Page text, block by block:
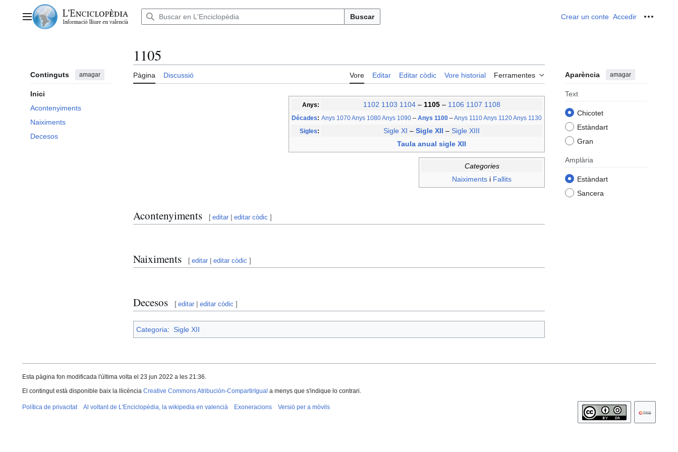
contingutMenú principal Buscar Crear un conte Accedir
Continguts amagar
Inici
Acontenyiments
Naiximents
Decesos
1105
Pàgina Discussió Vore Editar Editar còdic Vore historial Ferramentes Aparència amagar
Text
Chicotet
Estàndart
Gran
Amplària
Estàndart
Sancera
Anys: 1102 1103 1104– 1105 – 1106 1107 1108
Décades: Anys 1070Anys 1080Anys 1090 – Anys 1100 –Anys 1110Anys 1120Anys 1130
Sigles: Sigle XI – Sigle XII – Sigle XIII
Taula anual sigle XII
Categories
Naiximents i Fallits
Acontenyiments [ editar |editar còdic ]
Naiximents [ editar |editar còdic ]
Decesos [ editar |editar còdic ]
Categoria: Sigle XII
Esta pàgina fon modificada l'última volta el 23 jun 2022 a les 21:36.
El contingut està disponible baix la llicència Creative Commons Atribución-CompartirIgual a menys que s'indique lo contrari.
Política de privacitat Al voltant de L'Enciclopèdia, la wikipedia en valencià Exoneracions Versió per a mòvils